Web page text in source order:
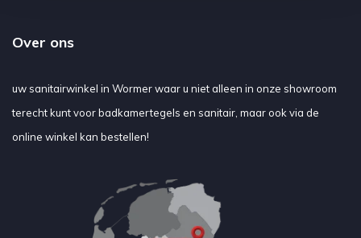
Over ons
uw sanitairwinkel in Wormer waar u niet alleen in onze showroom
terecht kunt voor badkamertegels en sanitair, maar ook via de
online winkel kan bestellen!